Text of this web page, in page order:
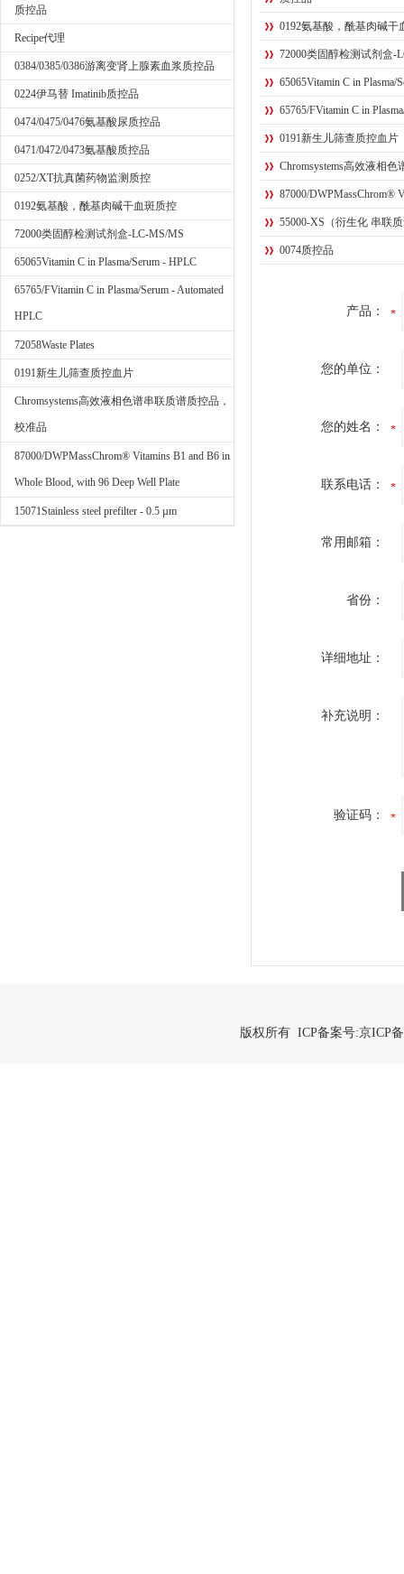
质控品
Recipe代理
0384/0385/0386游离变肾上腺素血浆质控品
0224伊马替 Imatinib质控品
0474/0475/0476氨基酸尿质控品
0471/0472/0473氨基酸质控品
0252/XT抗真菌药物监测质控
0192氨基酸，酰基肉碱干血斑质控
72000类固醇检测试剂盒-LC-MS/MS
65065Vitamin C in Plasma/Serum - HPLC
65765/FVitamin C in Plasma/Serum - Automated
HPLC
72058Waste Plates
0191新生儿筛查质控血片
Chromsystems高效液相色谱串联质谱质控品，
校准品
87000/DWPMassChrom® Vitamins B1 and B6 in
Whole Blood, with 96 Deep Well Plate
15071Stainless steel prefilter - 0.5 µm
0192氨基酸，酰基肉碱干
72000类固醇检测试剂盒-
65065Vitamin C in Plasma/
65765/FVitamin C in
0191新生儿筛查质控血片
Chromsystems高效液相
87000/DWPMassChrom®
55000-XS（衍生化 串联
0074质控品
产品：
您的单位：
您的姓名：
联系电话：
常用邮箱：
省份：
详细地址：
补充说明：
验证码：
版权所有 ICP备案号:京ICP